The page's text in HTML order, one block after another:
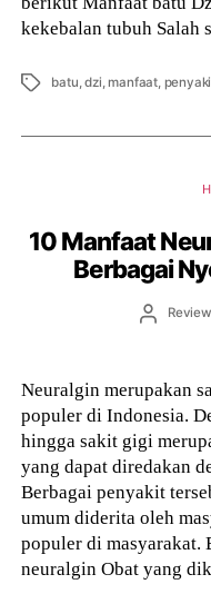
kekebalan tubuh
Tags batu,dzi,manfaat,
10 Manfaat
Berbagai
Post
Neuralgin merupakan
populer di Indonesia.
hingga sakit gigi
yang dapat diredakan
Berbagai penyakit
umum diderita oleh
populer di masyarakat.
neuralgin Obat yang